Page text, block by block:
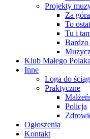
Projekty
Za
To
Tu i
Bardzo
Klub Małego
Inne
Loga do
Praktyczne
Policja
Ogłoszenia
Kontakt